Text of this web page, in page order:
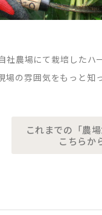
社農場にて栽培した
場の雰囲気をもっと
これまでの「農
こちらか